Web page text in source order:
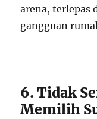
arena, terlepas
gangguan
6. Tidak
Memilih